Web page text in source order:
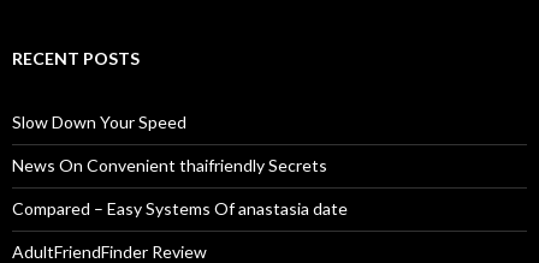
RECENT POSTS
Slow Down Your Speed
News On Convenient thaifriendly Secrets
Compared – Easy Systems Of anastasia date
AdultFriendFinder Review